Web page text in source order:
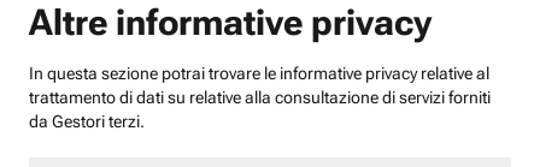
Altre informative privacy
In questa sezione potrai trovare le informative privacy relative al
trattamento di dati su relative alla consultazione di servizi forniti
da Gestori terzi.